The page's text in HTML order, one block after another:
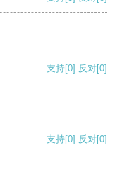
支持[0] 反对[0]
支持[0] 反对[0]